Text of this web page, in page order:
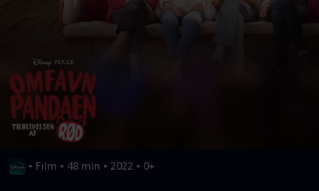
• Film • 48 min • 2022 • 0+